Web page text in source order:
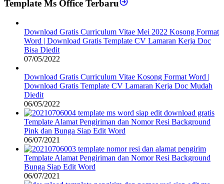
Template Ms Office Terbaru
Download Gratis Curriculum Vitae Mei 2022 Kosong Format
Word | Download Gratis Template CV Lamaran Kerja Doc
Bisa Diedit
07/05/2022
Download Gratis Curriculum Vitae Kosong Format Word |
Download Gratis Template CV Lamaran Kerja Doc Mudah
Diedit
06/05/2022
Template Alamat Pengiriman dan Nomor Resi Background
Pink dan Bunga Siap Edit Word
06/07/2021
Template Alamat Pengiriman dan Nomor Resi Background
Bunga Siap Edit Word
06/07/2021